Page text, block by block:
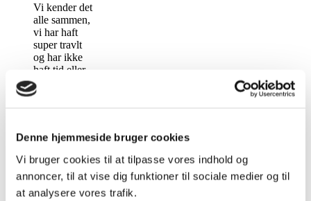
Denne hjemmeside bruger cookies
Vi bruger cookies til at tilpasse vores indhold og
annoncer, til at vise dig funktioner til sociale medier og til
at analysere vores trafik.
Vi kender det
alle sammen,
vi har haft
super travlt
og har ikke
haft tid eller
energi til
hesten i et
du endelig
tid til at få
trænet igen.
Måske har
du endda en
aftale med en